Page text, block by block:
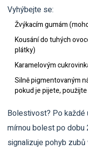
Vyhýbejte se:
Žvýkacím gumám
Kousání do tuhých
plátky)
Karamelovým
Silně pigmentovaným
pokud je pijete,
Bolestivost? Po každé
mírnou bolest po dobu
signalizuje pohyb